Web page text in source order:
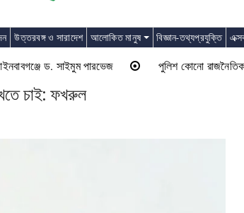
উত্তরবঙ্গ ও সারাদেশ আলোকিত মানুষ বিজ্ঞান-তথ্যপ্রযুক্তি
ড. সাইমুম পারভেজ পুলিশ কোনো রাজনৈতিক দলের
চাই: ফখরুল